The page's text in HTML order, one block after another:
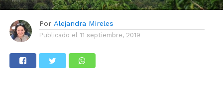
Por Alejandra Mireles
Publicado el 11 septiembre, 2019